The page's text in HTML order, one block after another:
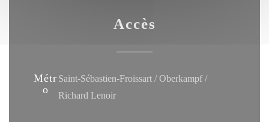
Accès
Métr
o
Saint-Sébastien-Froissart / Oberkampf /
Richard Lenoir